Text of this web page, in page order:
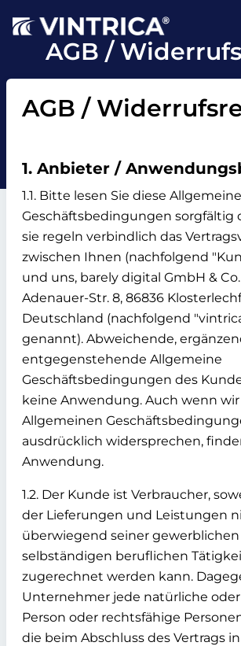
AGB /
AGB /
1. Anbieter /
1.1. Bitte lesen Sie diese
Geschäftsbedingungen sorgfältig
sie regeln verbindlich das
zwischen Ihnen (nachfolgend
und uns, barely digital GmbH & Co.
Adenauer-Str. 8, 86836
Deutschland (nachfolgend
genannt). Abweichende,
entgegenstehende Allgemeine
Geschäftsbedingungen des
keine Anwendung. Auch wenn
Allgemeinen
ausdrücklich widersprechen,
Anwendung.
1.2. Der Kunde ist Verbraucher,
der Lieferungen und Leistungen
überwiegend seiner
selbständigen beruflichen
zugerechnet werden kann.
Unternehmer jede natürliche
Person oder rechtsfähige
die beim Abschluss des Vertrags